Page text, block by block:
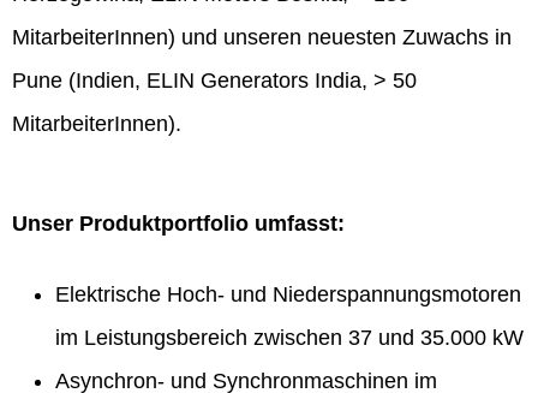
MitarbeiterInnen) und unseren neuesten Zuwachs in
Pune (Indien, ELIN Generators India, > 50
MitarbeiterInnen).
Unser Produktportfolio umfasst:
Elektrische Hoch- und Niederspannungsmotoren
im Leistungsbereich zwischen 37 und 35.000 kW
Asynchron- und Synchronmaschinen im